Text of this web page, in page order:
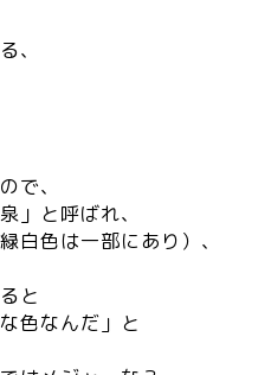
、
で、
」と呼ばれ、
白色は一部にあり）、
と
色なんだ」と